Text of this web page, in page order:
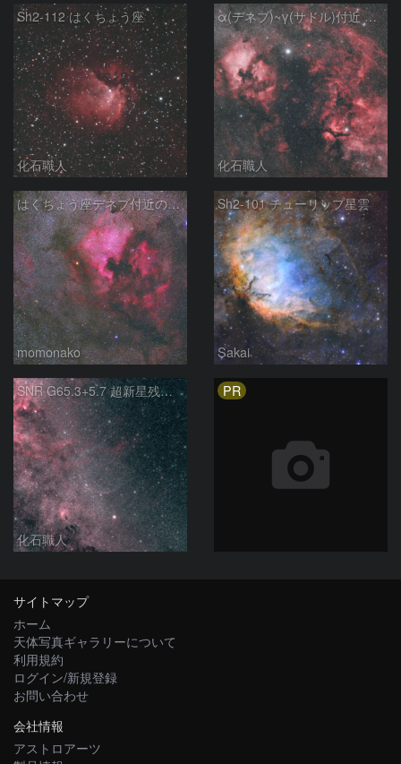
Sh2-112 はくちょう座
化石職人
α(デネブ)~γ(サドル)付近 NGC7000 北アメリカ星雲 IC5067~5070 ペリカン星雲 はくちょう座
化石職人
はくちょう座デネブ付近の空域 260720
momonako
Sh2-101 チューリップ星雲
Sakai
SNR G65.3+5.7 超新星残骸 アルビレオ周辺 はくちょう座
化石職人
PR
サイトマップ
ホーム
天体写真ギャラリーについて
利用規約
ログイン/新規登録
お問い合わせ
会社情報
アストロアーツ